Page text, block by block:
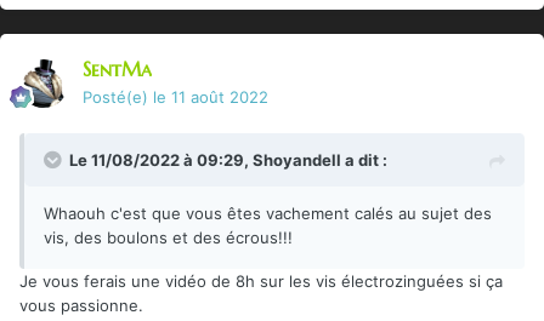
SentMa
Posté(e) le 11 août 2022
Le 11/08/2022 à 09:29, Shoyandell a dit :
Whaouh c'est que vous êtes vachement calés au sujet des
vis, des boulons et des écrous!!!
Je vous ferais une vidéo de 8h sur les vis électrozinguées si ça
vous passionne.